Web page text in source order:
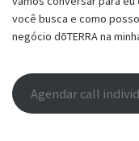
você busca e como
negócio dōTERRA na
Agendar call